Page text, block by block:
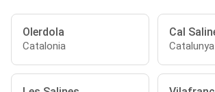
Olerdola
Catalonia
Cal
Catalunya